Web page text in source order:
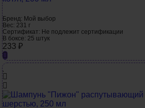
Бренд: Мой выбор
Вес: 231 г
Сертификат: Не подлежит сертификации
В боксе: 25 штук
233₽